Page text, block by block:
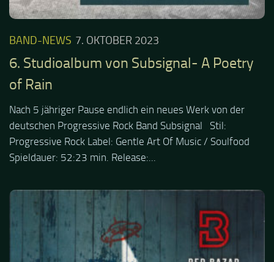
BAND-NEWS 7. OKTOBER 2023
6. Studioalbum von Subsignal- A Poetry
of Rain
Nach 5 jähriger Pause endlich ein neues Werk von der
deutschen Progressive Rock Band Subsignal Stil:
Progressive Rock Label: Gentle Art Of Music / Soulfood
Spieldauer: 52:23 min. Release:...